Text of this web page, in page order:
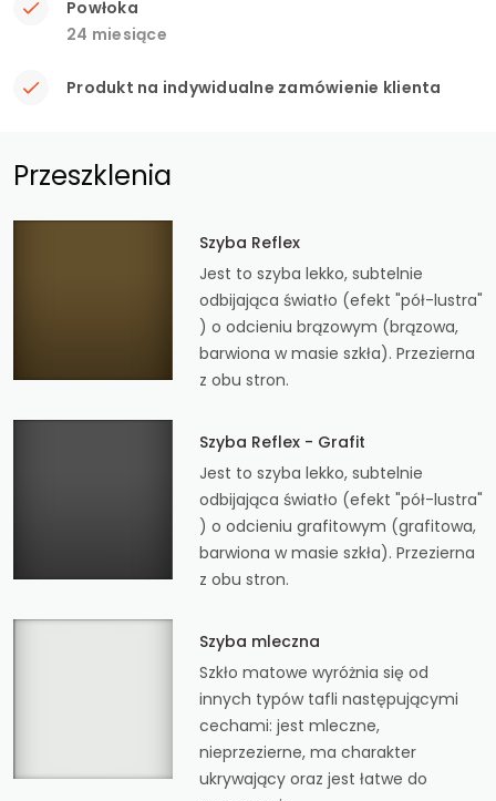
Powłoka
24 miesiące
Produkt na indywidualne zamówienie klienta
Przeszklenia
Szyba Reflex
Jest to szyba lekko, subtelnie
odbijająca światło (efekt "pół-lustra"
) o odcieniu brązowym (brązowa,
barwiona w masie szkła). Przezierna
z obu stron.
Szyba Reflex - Grafit
Jest to szyba lekko, subtelnie
odbijająca światło (efekt "pół-lustra"
) o odcieniu grafitowym (grafitowa,
barwiona w masie szkła). Przezierna
z obu stron.
Szyba mleczna
Szkło matowe wyróżnia się od
innych typów tafli następującymi
cechami: jest mleczne,
nieprzezierne, ma charakter
ukrywający oraz jest łatwe do